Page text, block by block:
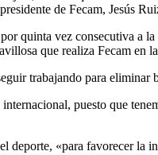
de Fecam, Jesús
quinta vez consecutiva a
que realiza Fecam
trabajando para
puesto que
«para favorecer